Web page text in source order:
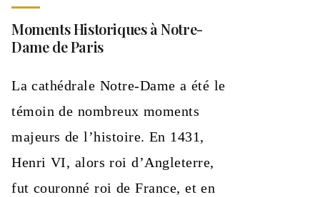
Moments Historiques à Notre-
Dame de Paris
La cathédrale Notre-Dame a été le
témoin de nombreux moments
majeurs de l’histoire. En 1431,
Henri VI, alors roi d’Angleterre,
fut couronné roi de France, et en